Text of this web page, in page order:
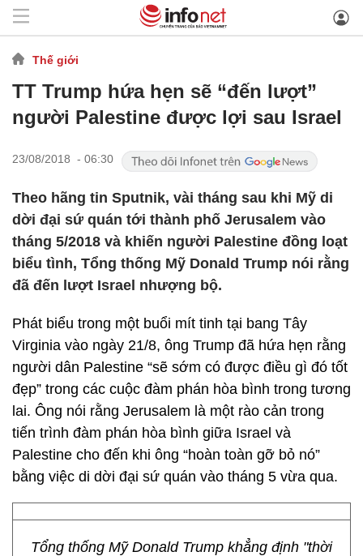
Thế giới
TT Trump hứa hẹn sẽ “đến lượt”
người Palestine được lợi sau Israel
23/08/2018 - 06:30
Theo hãng tin Sputnik, vài tháng sau khi Mỹ di
dời đại sứ quán tới thành phố Jerusalem vào
tháng 5/2018 và khiến người Palestine đồng loạt
biểu tình, Tổng thống Mỹ Donald Trump nói rằng
đã đến lượt Israel nhượng bộ.
Phát biểu trong một buổi mít tinh tại bang Tây
Virginia vào ngày 21/8, ông Trump đã hứa hẹn rằng
người dân Palestine “sẽ sớm có được điều gì đó tốt
đẹp” trong các cuộc đàm phán hòa bình trong tương
lai. Ông nói rằng Jerusalem là một rào cản trong
tiến trình đàm phán hòa bình giữa Israel và
Palestine cho đến khi ông “hoàn toàn gỡ bỏ nó”
bằng việc di dời đại sứ quán vào tháng 5 vừa qua.
Tổng thống Mỹ Donald Trump khẳng định "thời